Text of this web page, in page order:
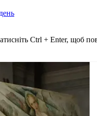
Ctrl + Enter, щоб